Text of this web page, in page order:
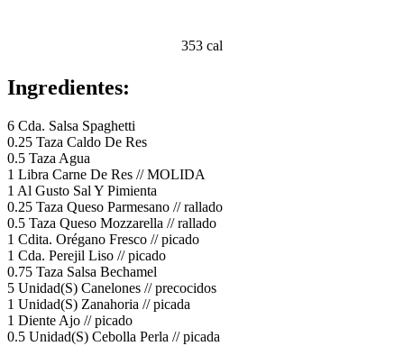
353 cal
Ingredientes:
6 Cda. Salsa Spaghetti
0.25 Taza Caldo De Res
0.5 Taza Agua
1 Libra Carne De Res // MOLIDA
1 Al Gusto Sal Y Pimienta
0.25 Taza Queso Parmesano // rallado
0.5 Taza Queso Mozzarella // rallado
1 Cdita. Orégano Fresco // picado
1 Cda. Perejil Liso // picado
0.75 Taza Salsa Bechamel
5 Unidad(S) Canelones // precocidos
1 Unidad(S) Zanahoria // picada
1 Diente Ajo // picado
0.5 Unidad(S) Cebolla Perla // picada